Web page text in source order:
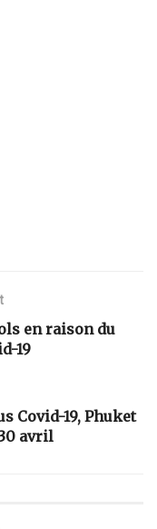
en raison du
19
Covid-19, Phuket
avril